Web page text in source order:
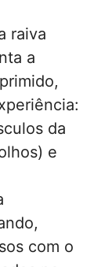
raiva
a
da
e
com o